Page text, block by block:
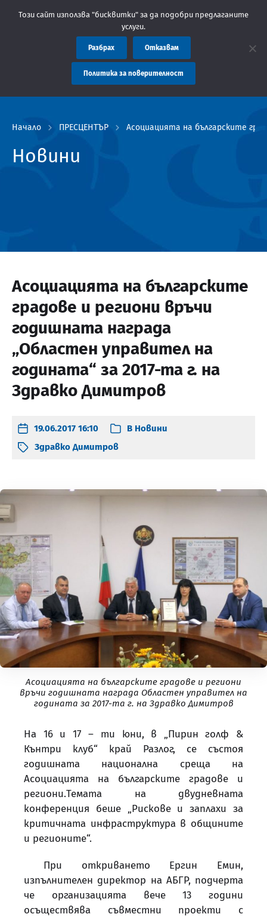
администрация Пловдив препоръчва заплащането
Начало ПРЕСЦЕНТЪР Aсоциацията на българските
Новини
Aсоциацията на българските
градове и региони връчи
годишната награда
„Областен управител на
годината“ за 2017-та г. на
Здравко Димитров
19.06.2017 16:10 В Новини
Здравко Димитров
Aсоциацията на българските градове и региони
връчи годишната награда Областен управител на
годината за 2017-та г. на Здравко Димитров
На 16 и 17 – ти юни, в „Пирин голф &
Кънтри клуб“ край Разлог, се състоя
годишната национална среща на
Асоциацията на българските градове и
региони.Темата на двудневната
конференция беше „Рискове и заплахи за
критичната инфраструктура в общините
и регионите“.
При откриването Ергин Емин,
изпълнителен директор на АБГР, подчерта
че организацията вече 13 години
осъществява съвместни проекти с
Този сайт използва "бисквитки" за да подобри предлаганите
услуги.
Разбрах Отказвам
Политика за поверителност